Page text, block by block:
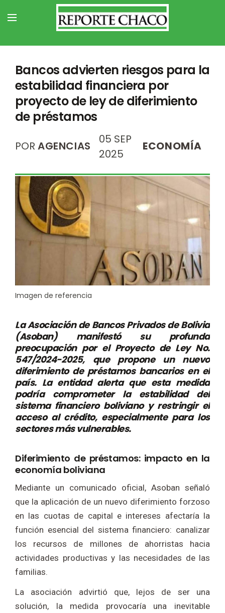
Bancos advierten riesgos para la
estabilidad financiera por
proyecto de ley de diferimiento
de préstamos
POR AGENCIAS
05 SEP
2025
ECONOMÍA
Imagen de referencia
La Asociación de Bancos Privados de Bolivia
(Asoban) manifestó su profunda
preocupación por el Proyecto de Ley No.
547/2024-2025, que propone un nuevo
diferimiento de préstamos bancarios en el
país. La entidad alerta que esta medida
podría comprometer la estabilidad del
sistema financiero boliviano y restringir el
acceso al crédito, especialmente para los
sectores más vulnerables.
Diferimiento de préstamos: impacto en la
economía boliviana
Mediante un comunicado oficial, Asoban señaló
que la aplicación de un nuevo diferimiento forzoso
en las cuotas de capital e intereses afectaría la
función esencial del sistema financiero: canalizar
los recursos de millones de ahorristas hacia
actividades productivas y las necesidades de las
familias.
La asociación advirtió que, lejos de ser una
solución, la medida provocaría una inevitable